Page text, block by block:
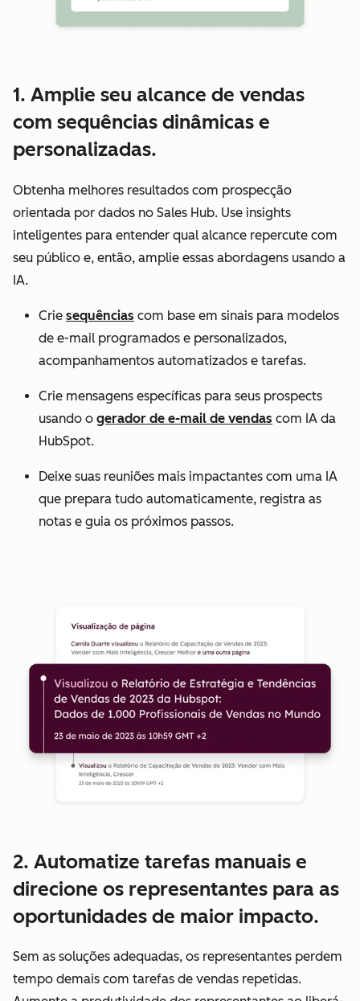
1. Amplie seu alcance de vendas
com sequências dinâmicas e
personalizadas.
Obtenha melhores resultados com prospecção
orientada por dados no Sales Hub. Use insights
inteligentes para entender qual alcance repercute com
seu público e, então, amplie essas abordagens usando a
IA.
Crie sequências com base em sinais para modelos
de e-mail programados e personalizados,
acompanhamentos automatizados e tarefas.
Crie mensagens específicas para seus prospects
usando o gerador de e-mail de vendas com IA da
HubSpot.
Deixe suas reuniões mais impactantes com uma IA
que prepara tudo automaticamente, registra as
notas e guia os próximos passos.
2. Automatize tarefas manuais e
direcione os representantes para as
oportunidades de maior impacto.
Sem as soluções adequadas, os representantes perdem
tempo demais com tarefas de vendas repetidas.